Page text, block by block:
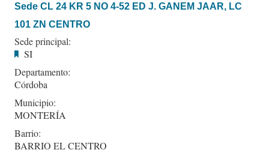
Sede CL 24 KR 5 NO 4-52 ED J. GANEM JAAR, LC
101 ZN CENTRO
Sede principal:
SI
Departamento:
Córdoba
Municipio:
MONTERÍA
Barrio:
BARRIO EL CENTRO